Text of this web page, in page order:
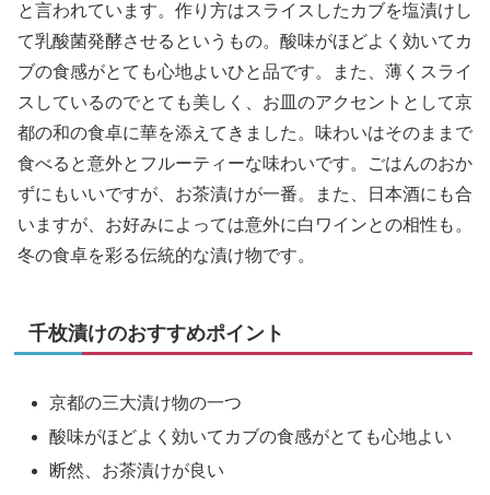
と言われています。作り方はスライスしたカブを塩漬けし
て乳酸菌発酵させるというもの。酸味がほどよく効いてカ
ブの食感がとても心地よいひと品です。また、薄くスライ
スしているのでとても美しく、お皿のアクセントとして京
都の和の食卓に華を添えてきました。味わいはそのままで
食べると意外とフルーティーな味わいです。ごはんのおか
ずにもいいですが、お茶漬けが一番。また、日本酒にも合
いますが、お好みによっては意外に白ワインとの相性も。
冬の食卓を彩る伝統的な漬け物です。
千枚漬けのおすすめポイント
京都の三大漬け物の一つ
酸味がほどよく効いてカブの食感がとても心地よい
断然、お茶漬けが良い